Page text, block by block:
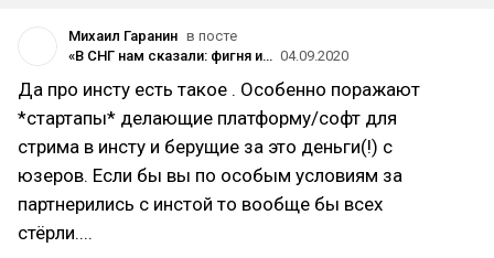
Михаил Гаранин в посте
«В СНГ нам сказали: фигня и не взлетит»: сооснователь Restream из Украины — о $50 млн инвестиций и деньгах на стримерах 04.09.2020
Да про инсту есть такое . Особенно поражают
*стартапы* делающие платформу/софт для
стрима в инсту и берущие за это деньги(!) с
юзеров. Если бы вы по особым условиям за
партнерились с инстой то вообще бы всех
стёрли....